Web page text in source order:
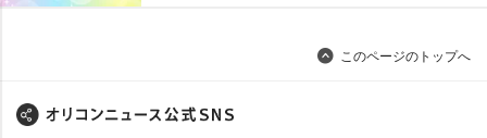
このページのトップへ